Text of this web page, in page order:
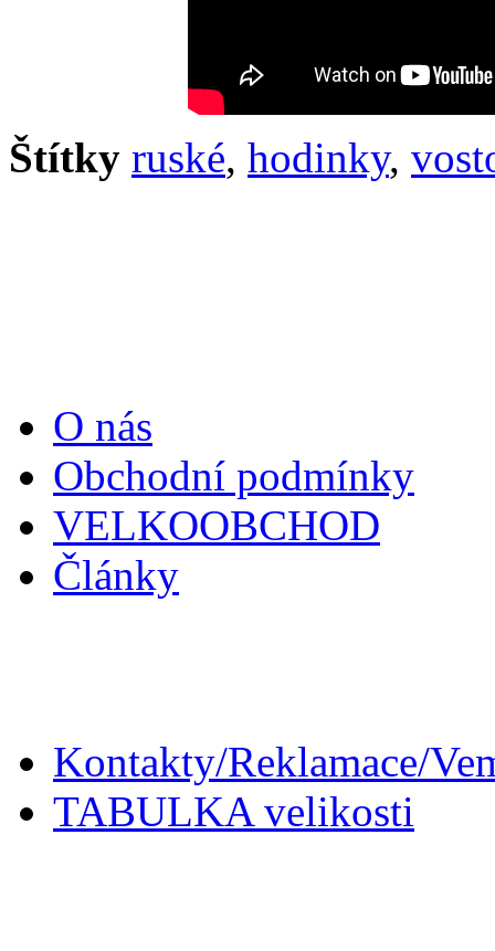
Štítky ruské, hodinky,
O nás
Obchodní podmínky
VELKOOBCHOD
Články
Kontakty/Reklamace/
TABULKA velikosti